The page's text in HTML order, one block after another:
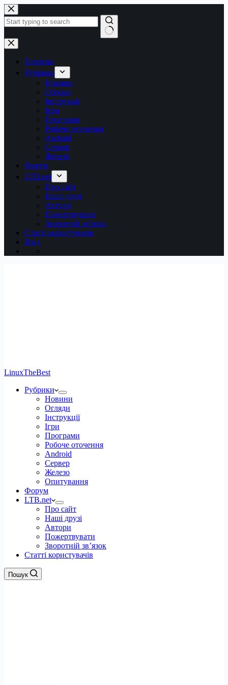
Перейти
до
вмісту
Немає
результатів
Головна
Рубрики
Новини
Обзори
Інструкції
Ігри
Програми
Робоче оточення
Android
Сервер
Железо
Форум
LTB.net
Про сайт
Наші друзі
Автори
Пожертвувати
Зворотній зв’язок
Статті користувачів
Вхід
LinuxTheBest
Рубрики
Новини
Огляди
Інструкції
Ігри
Програми
Робоче оточення
Android
Сервер
Железо
Опитування
Форум
LTB.net
Про сайт
Наші друзі
Автори
Пожертвувати
Зворотній зв’язок
Статті користувачів
Пошук